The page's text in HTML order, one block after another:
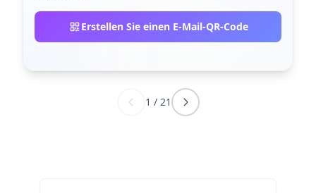
Erstellen Sie einen E-Mail-QR-Code
1 / 21